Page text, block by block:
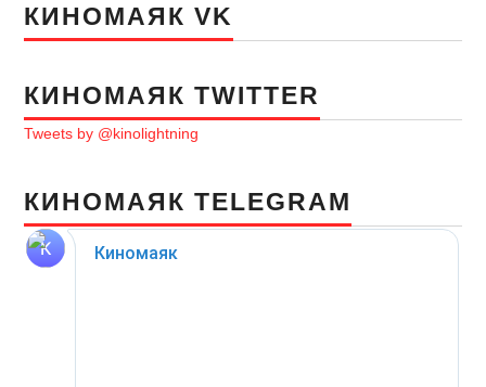
КИНОМАЯК VK
КИНОМАЯК TWITTER
Tweets by @kinolightning
КИНОМАЯК TELEGRAM